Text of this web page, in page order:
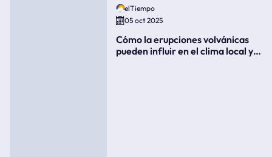
elTiempo
05 oct 2025
Cómo la erupciones volvánicas
pueden influir en el clima local y